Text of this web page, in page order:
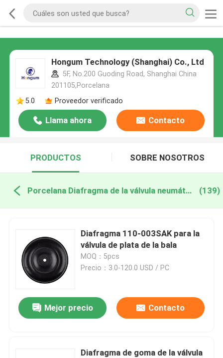
Hongum Technology (Shanghai) Co., Ltd
5F, No.200 Guoding Road, Shanghai China
201105,Porcelana
5.0
Proveedor verificado
Llama ahora Contacto
PRODUCTOS SOBRE NOSOTROS
Porcelana Diafragma de la válvula neumática (139)
Diafragma 110-003SAK para la
válvula de plata de la bala
MOQ：5pcs
Precio：3.0-120.0 USD / PC
Mejor precio Contacto
Diafragma de goma de la válvula